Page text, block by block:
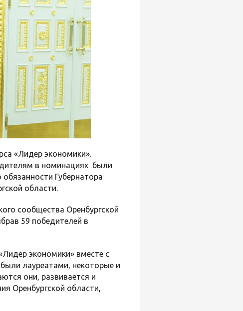
«Лидер экономики».
в номинациях были
Губернатора
области.
сообщества Оренбургской
59 победителей в
экономики» вместе с
лауреатами, некоторые и
они, развивается и
Оренбургской области,